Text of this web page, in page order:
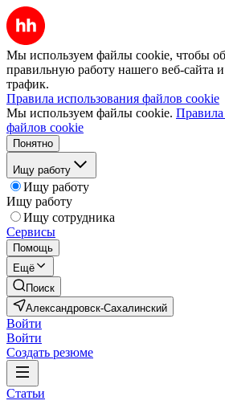
Мы используем файлы cookie, чтобы
правильную работу нашего веб-сайта и
трафик.
Правила использования файлов cookie
Мы используем файлы cookie. Правила
файлов cookie
Понятно
Ищу работу
Ищу работу
Ищу работу
Ищу сотрудника
Сервисы
Помощь
Ещё
Поиск
Александровск-Сахалинский
Войти
Войти
Создать резюме
Статьи